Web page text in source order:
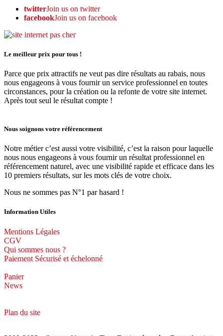
twitterJoin us on twitter
facebookJoin us on facebook
Le meilleur prix pour tous !
Parce que prix attractifs ne veut pas dire résultats au rabais, nous
nous engageons à vous fournir un service professionnel en toutes
circonstances, pour la création ou la refonte de votre site internet.
Après tout seul le résultat compte !
Nous soignons votre référencement
Notre métier c’est aussi votre visibilité, c’est la raison pour laquelle
nous nous engageons à vous fournir un résultat professionnel en
référencement naturel, avec une visibilité rapide et efficace dans les
10 premiers résultats, sur les mots clés de votre choix.
Nous ne sommes pas N°1 par hasard !
Information Utiles
Mentions Légales
CGV
Qui sommes nous ?
Paiement Sécurisé et échelonné
Panier
News
Plan du site